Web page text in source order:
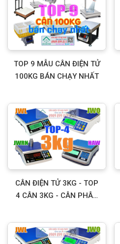
TOP 9 MẪU CÂN ĐIỆN TỬ
100KG BÁN CHẠY NHẤT
CÂN ĐIỆN TỬ 3KG - TOP
4 CÂN 3KG - CÂN PHÂN
NHẤT